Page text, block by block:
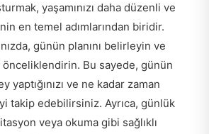
yaşamınızı daha düzenli ve
en temel adımlarından biridir.
günün planını belirleyin ve
Bu sayede, günün
yaptığınızı ve ne kadar zaman
takip edebilirsiniz. Ayrıca, günlük
veya okuma gibi sağlıklı